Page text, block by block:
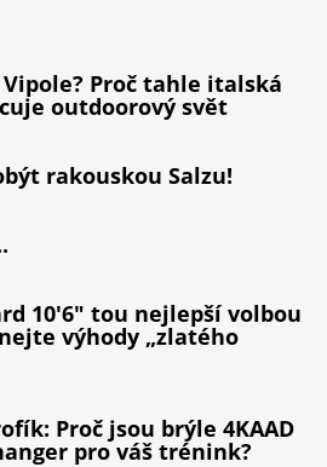
Proč tahle italská
outdoorový svět
rakouskou Salzu!
10'6" tou nejlepší volbou
výhody „zlatého
Proč jsou brýle 4KAAD
pro váš trénink?